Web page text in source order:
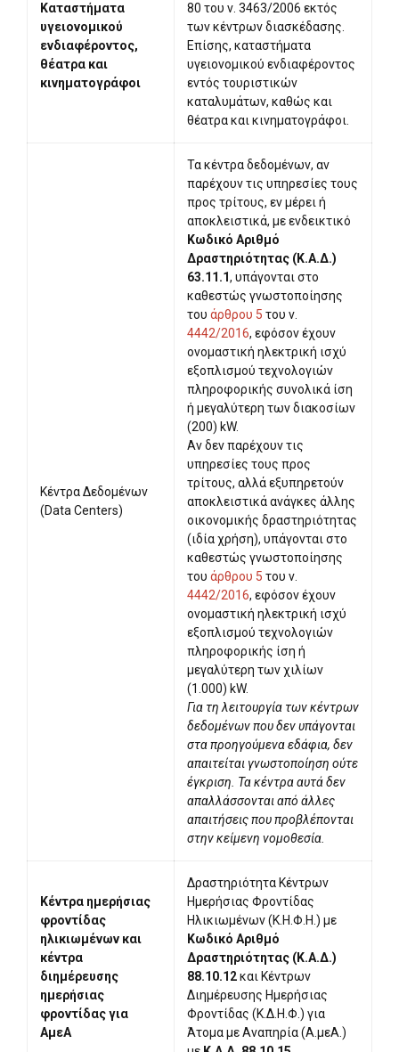
Καταστήματα
υγειονομικού
ενδιαφέροντος,
θέατρα και
κινηματογράφοι
80 του ν. 3463/2006 εκτός
των κέντρων διασκέδασης.
Επίσης, καταστήματα
υγειονομικού ενδιαφέροντος
εντός τουριστικών
καταλυμάτων, καθώς και
θέατρα και κινηματογράφοι.
Κέντρα Δεδομένων
(Data Centers)
Τα κέντρα δεδομένων, αν
παρέχουν τις υπηρεσίες τους
προς τρίτους, εν μέρει ή
αποκλειστικά, με ενδεικτικό
Κωδικό Αριθμό
Δραστηριότητας (Κ.Α.Δ.)
63.11.1, υπάγονται στο
καθεστώς γνωστοποίησης
του άρθρου 5 του ν.
4442/2016, εφόσον έχουν
ονομαστική ηλεκτρική ισχύ
εξοπλισμού τεχνολογιών
πληροφορικής συνολικά ίση
ή μεγαλύτερη των διακοσίων
(200) kW.
Αν δεν παρέχουν τις
υπηρεσίες τους προς
τρίτους, αλλά εξυπηρετούν
αποκλειστικά ανάγκες άλλης
οικονομικής δραστηριότητας
(ιδία χρήση), υπάγονται στο
καθεστώς γνωστοποίησης
του άρθρου 5 του ν.
4442/2016, εφόσον έχουν
ονομαστική ηλεκτρική ισχύ
εξοπλισμού τεχνολογιών
πληροφορικής ίση ή
μεγαλύτερη των χιλίων
(1.000) kW.
Για τη λειτουργία των κέντρων
δεδομένων που δεν υπάγονται
στα προηγούμενα εδάφια, δεν
απαιτείται γνωστοποίηση ούτε
έγκριση. Τα κέντρα αυτά δεν
απαλλάσσονται από άλλες
απαιτήσεις που προβλέπονται
στην κείμενη νομοθεσία.
Κέντρα ημερήσιας
φροντίδας
ηλικιωμένων και
κέντρα
διημέρευσης
ημερήσιας
φροντίδας για
ΑμεΑ
Δραστηριότητα Κέντρων
Ημερήσιας Φροντίδας
Ηλικιωμένων (Κ.Η.Φ.Η.) με
Κωδικό Αριθμό
Δραστηριότητας (Κ.Α.Δ.)
88.10.12και Κέντρων
Διημέρευσης Ημερήσιας
Φροντίδας (Κ.Δ.Η.Φ.) για
Άτομα με Αναπηρία (Α.μεΑ.)